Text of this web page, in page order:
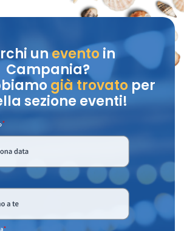
unevento in
Campania?
già trovatoper
sezione eventi!